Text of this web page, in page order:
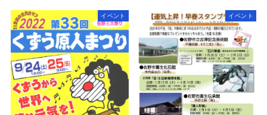
イベント イベント